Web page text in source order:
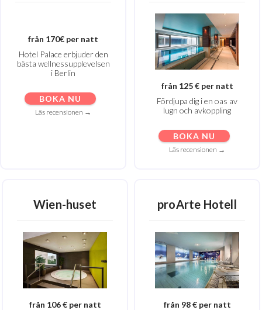
från 170€ per natt
Hotel Palace erbjuder den
bästa wellnessupplevelsen
i Berlin
BOKA NU
Läs recensionen →
från 125 € per natt
Fördjupa dig i en oas av
lugn och avkoppling
BOKA NU
Läs recensionen →
Wien-huset
från 106 € per natt
proArte Hotell
från 98 € per natt